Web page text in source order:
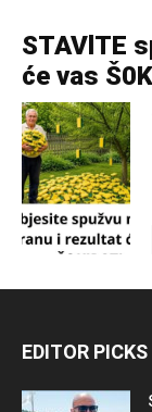
STAVlTE
će vas
EDITOR PICKS